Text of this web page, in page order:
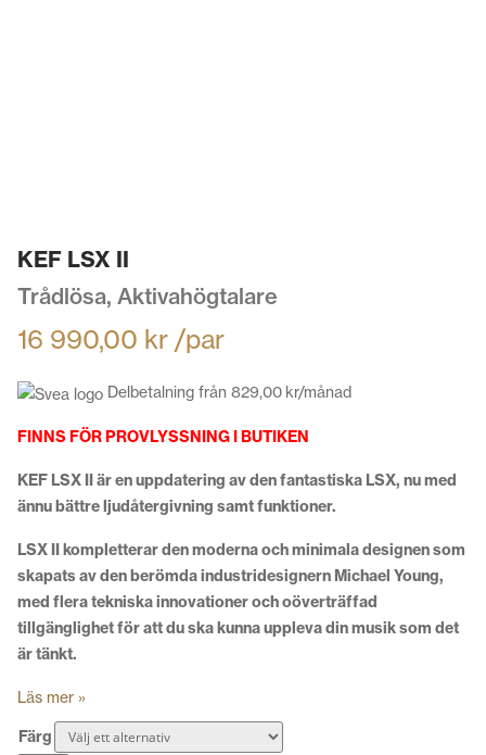
KEF LSX II
Trådlösa, Aktivahögtalare
16 990,00 kr /par
Delbetalning från 829,00 kr/månad
FINNS FÖR PROVLYSSNING I BUTIKEN
KEF LSX II är en uppdatering av den fantastiska LSX, nu med
ännu bättre ljudåtergivning samt funktioner.
LSX II kompletterar den moderna och minimala designen som
skapats av den berömda industridesignern Michael Young,
med flera tekniska innovationer och oöverträffad
tillgänglighet för att du ska kunna uppleva din musik som det
är tänkt.
Läs mer »
Färg